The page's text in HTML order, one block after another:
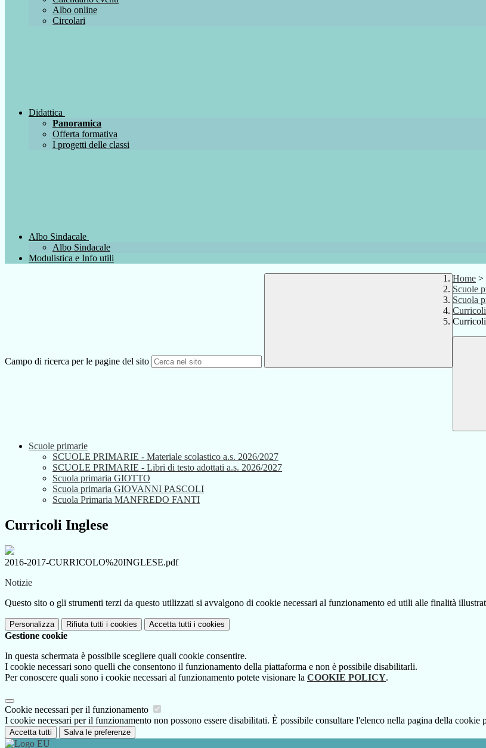
Albo online
Circolari
Didattica
Panoramica
Offerta formativa
I progetti delle classi
Albo Sindacale
Albo Sindacale
Modulistica e Info utili
Campo di ricerca per le pagine del sito
Home >
Scuole
Scuola
Scuole primarie
SCUOLE PRIMARIE - Materiale scolastico a.s. 2026/2027
SCUOLE PRIMARIE - Libri di testo adottati a.s. 2026/2027
Scuola primaria GIOTTO
Scuola primaria GIOVANNI PASCOLI
Scuola Primaria MANFREDO FANTI
Curricoli Inglese
2016-2017-CURRICOLO%20INGLESE.pdf
Notizie
Questo sito o gli strumenti terzi da questo utilizzati si avvalgono di cookie necessari al funzionamento ed utili alle finalità
Personalizza Rifiuta tutti i cookies Accetta tutti i cookies
Gestione cookie
In questa schermata è possibile scegliere quali cookie consentire.
I cookie necessari sono quelli che consentono il funzionamento della piattaforma e non è possibile disabilitarli.
Per conoscere quali sono i cookie necessari al funzionamento potete visionare la COOKIE POLICY.
Cookie necessari per il funzionamento
I cookie necessari per il funzionamento non possono essere disabilitati. È possibile consultare l'elenco nella pagina della cookie
Accetta tutti Salva le preferenze